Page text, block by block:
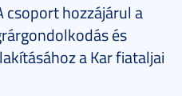
csoport hozzájárul a
és
a Kar fiataljai